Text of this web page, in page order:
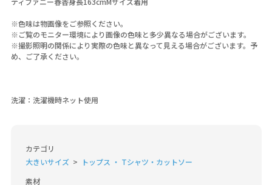
※色味は物画像をご参照ください。
※ご覧のモニター環境により画像の色味と多少異なる場合がございます。
※撮影照明の関係により実際の色味と異なって見える場合がございます。予
め、ご了承ください。
洗濯：洗濯機時ネット使用
カテゴリ
大きいサイズ
トップス ・ Tシャツ・カットソー
素材